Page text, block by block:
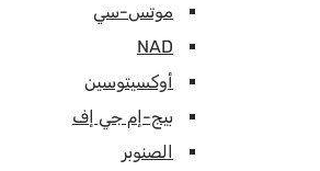
موتس-سي
NAD
أوكسيتوسين
بيج-إم جي إف
الصنوبر